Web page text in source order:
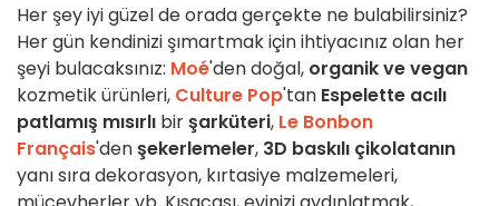
Her şey iyi güzel de orada gerçekte ne bulabilirsiniz?
Her gün kendinizi şımartmak için ihtiyacınız olan her
şeyi bulacaksınız: Moé'den doğal, organikve vegan
kozmetik ürünleri, Culture Pop'tan Espelette acılı
patlamış mısırlı birşarküteri, Le Bonbon
Français'denşekerlemeler, 3D baskılı çikolatanın
yanı sıra dekorasyon, kırtasiye malzemeleri,